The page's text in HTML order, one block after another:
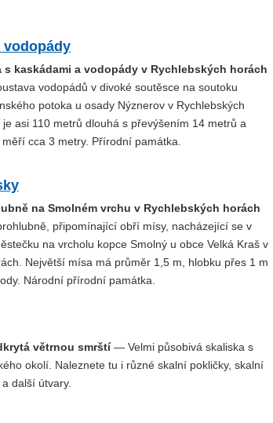
vodopády
kaskádami a vodopády v Rychlebských horách
vodopádů v divoké soutěsce na soutoku
potoka u osady Nýznerov v Rychlebských
asi 110 metrů dlouhá s převýšením 14 metrů a
cca 3 metry. Přírodní památka.
na Smolném vrchu v Rychlebských horách
připomínající obří mísy, nacházející se v
na vrcholu kopce Smolný u obce Velká Kraš v
Největší mísa má průměr 1,5 m, hlobku přes 1 m
Národní přírodní památka.
větrnou smrští— Velmi působivá skaliska s
okolí. Naleznete tu i různé skalní pokličky, skalní
další útvary.